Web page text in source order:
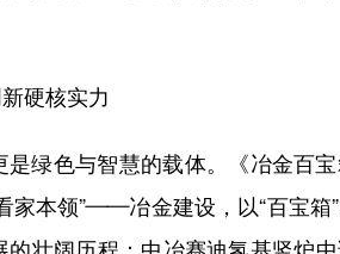
硬核实力
绿色与智慧的载体。《冶金百
家本领”——冶金建设，以“百宝箱
壮阔历程：中冶赛迪氢基竖炉